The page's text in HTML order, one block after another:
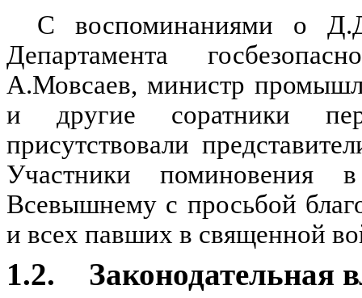
С воспоминаниями о
Департамента
А.Мовсаев, министр
и другие соратники
присутствовали
Участники поминовения
Всевышнему с просьбой
и всех павших в священной
1.2. Законодательная